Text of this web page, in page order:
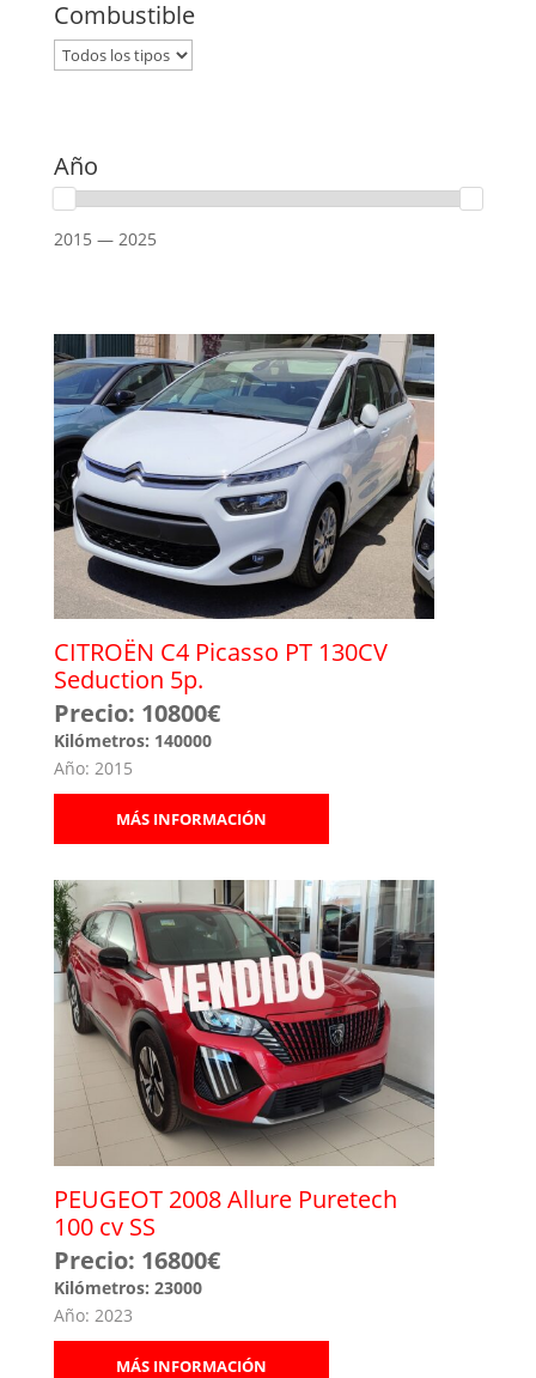
Combustible
Año
2015 — 2025
CITROËN C4 Picasso PT 130CV
Seduction 5p.
Precio: 10800€
Kilómetros: 140000
Año: 2015
MÁS INFORMACIÓN
PEUGEOT 2008 Allure Puretech
100 cv SS
Precio: 16800€
Kilómetros: 23000
Año: 2023
MÁS INFORMACIÓN